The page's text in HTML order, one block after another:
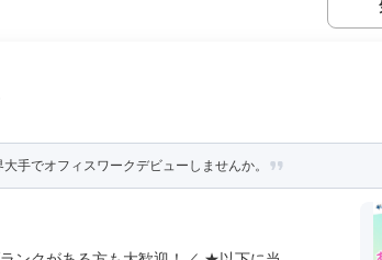
手でオフィスワークデビューしませんか。